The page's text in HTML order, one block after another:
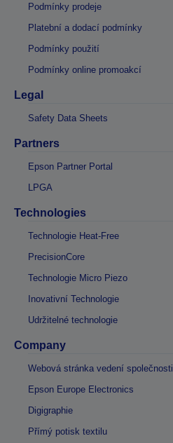
Podmínky prodeje
Platební a dodací podmínky
Podmínky použití
Podmínky online promoakcí
Legal
Safety Data Sheets
Partners
Epson Partner Portal
LPGA
Technologies
Technologie Heat-Free
PrecisionCore
Technologie Micro Piezo
Inovativní Technologie
Udržitelné technologie
Company
Webová stránka vedení společnosti
Epson Europe Electronics
Digigraphie
Přímý potisk textilu